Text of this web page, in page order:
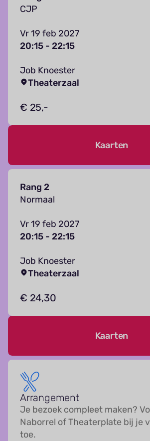
CJP
Vr 19 feb 2027
20:15 - 22:15
Job Knoester
Theaterzaal
€ 25,-
Kaarten
Rang 2
Normaal
Vr 19 feb 2027
20:15 - 22:15
Job Knoester
Theaterzaal
€ 24,30
Kaarten
Arrangement
Je bezoek compleet maken?
Naborrel of Theaterplate bij je
toe.